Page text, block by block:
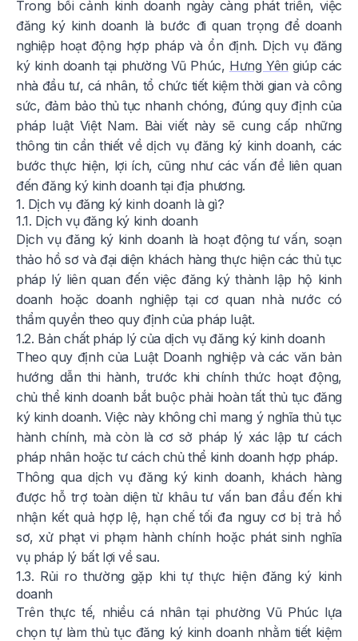
Trong bối cảnh kinh doanh ngày càng phát triển, việc
đăng ký kinh doanh là bước đi quan trọng để doanh
nghiệp hoạt động hợp pháp và ổn định. Dịch vụ đăng
ký kinh doanh tại phường Vũ Phúc, Hưng Yên giúp các
nhà đầu tư, cá nhân, tổ chức tiết kiệm thời gian và công
sức, đảm bảo thủ tục nhanh chóng, đúng quy định của
pháp luật Việt Nam. Bài viết này sẽ cung cấp những
thông tin cần thiết về dịch vụ đăng ký kinh doanh, các
bước thực hiện, lợi ích, cũng như các vấn đề liên quan
đến đăng ký kinh doanh tại địa phương.
1. Dịch vụ đăng ký kinh doanh là gì?
1.1. Dịch vụ đăng ký kinh doanh
Dịch vụ đăng ký kinh doanh là hoạt động tư vấn, soạn
thảo hồ sơ và đại diện khách hàng thực hiện các thủ tục
pháp lý liên quan đến việc đăng ký thành lập hộ kinh
doanh hoặc doanh nghiệp tại cơ quan nhà nước có
thẩm quyền theo quy định của pháp luật.
1.2. Bản chất pháp lý của dịch vụ đăng ký kinh doanh
Theo quy định của Luật Doanh nghiệp và các văn bản
hướng dẫn thi hành, trước khi chính thức hoạt động,
chủ thể kinh doanh bắt buộc phải hoàn tất thủ tục đăng
ký kinh doanh. Việc này không chỉ mang ý nghĩa thủ tục
hành chính, mà còn là cơ sở pháp lý xác lập tư cách
pháp nhân hoặc tư cách chủ thể kinh doanh hợp pháp.
Thông qua dịch vụ đăng ký kinh doanh, khách hàng
được hỗ trợ toàn diện từ khâu tư vấn ban đầu đến khi
nhận kết quả hợp lệ, hạn chế tối đa nguy cơ bị trả hồ
sơ, xử phạt vi phạm hành chính hoặc phát sinh nghĩa
vụ pháp lý bất lợi về sau.
1.3. Rủi ro thường gặp khi tự thực hiện đăng ký kinh
doanh
Trên thực tế, nhiều cá nhân tại phường Vũ Phúc lựa
chọn tự làm thủ tục đăng ký kinh doanh nhằm tiết kiệm